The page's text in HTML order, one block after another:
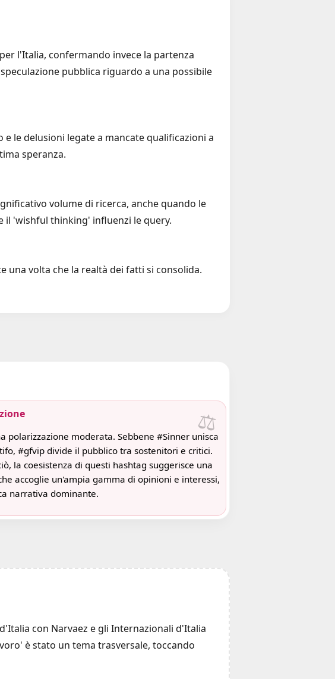
l'Italia, confermando invece la partenza
pubblica riguardo a una possibile
le delusioni legate a mancate qualificazioni a
speranza.
volume di ricerca, anche quando le
il 'wishful thinking' influenzi le query.
volta che la realtà dei fatti si consolida.
⚖️
polarizzazione moderata. Sebbene #Sinner unisca
#gfvip divide il pubblico tra sostenitori e critici.
la coesistenza di questi hashtag suggerisce una
accoglie un'ampia gamma di opinioni e interessi,
narrativa dominante.
con Narvaez e gli Internazionali d'Italia
è stato un tema trasversale, toccando